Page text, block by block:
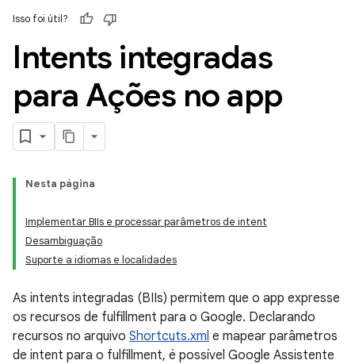
Isso foi útil?
Intents integradas
para Ações no app
Nesta página
Implementar BIIs e processar parâmetros de intent
Desambiguação
Suporte a idiomas e localidades
As intents integradas (BIIs) permitem que o app expresse
os recursos de fulfillment para o Google. Declarando
recursos no arquivo Shortcuts.xml e mapear parâmetros
de intent para o fulfillment, é possível Google Assistente